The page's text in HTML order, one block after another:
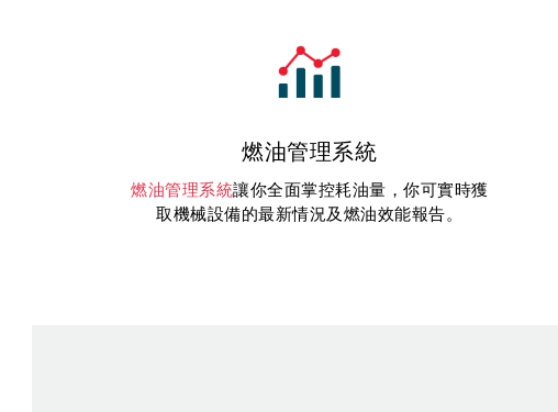
燃油管理系統
燃油管理系統讓你全面掌控耗油量，你可實時獲
取機械設備的最新情況及燃油效能報告。